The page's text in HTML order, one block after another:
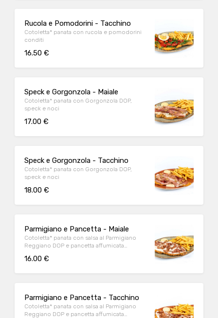
Rucola e Pomodorini - Tacchino
Cotoletta* panata con rucola e pomodorini
conditi
16.50 €
Speck e Gorgonzola - Maiale
Cotoletta* panata con Gorgonzola DOP,
speck e noci
17.00 €
Speck e Gorgonzola - Tacchino
Cotoletta* panata con Gorgonzola DOP,
speck e noci
18.00 €
Parmigiano e Pancetta - Maiale
Cotoletta* panata con salsa al Parmigiano
Reggiano DOP e pancetta affumicata
16.00 €
Parmigiano e Pancetta - Tacchino
Cotoletta* panata con salsa al Parmigiano
Reggiano DOP e pancetta affumicata